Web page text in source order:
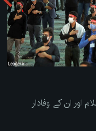
تصویری البم دریافت کریں:zip
اور ان کے وفادار